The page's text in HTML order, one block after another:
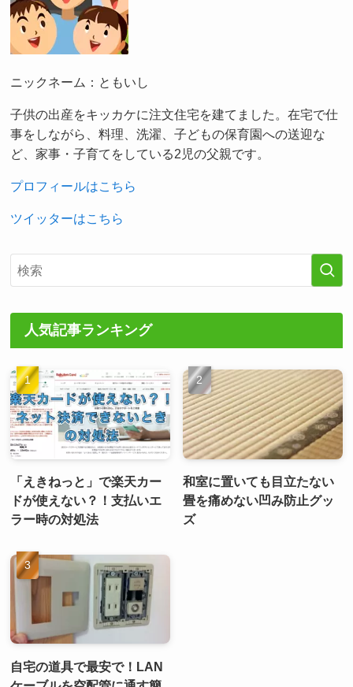
ニックネーム：ともいし
子供の出産をキッカケに注文住宅を建てました。在宅で仕
事をしながら、料理、洗濯、子どもの保育園への送迎な
ど、家事・子育てをしている2児の父親です。
プロフィールはこちら
ツイッターはこちら
人気記事ランキング
「えきねっと」で楽天カー
ドが使えない？！支払いエ
ラー時の対処法
和室に置いても目立たない
畳を痛めない凹み防止グッ
ズ
自宅の道具で最安で！LAN